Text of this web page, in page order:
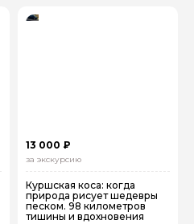
13 000 ₽
за экскурсию
Куршская коса: когда
природа рисует шедевры
песком. 98 километров
тишины и вдохновения